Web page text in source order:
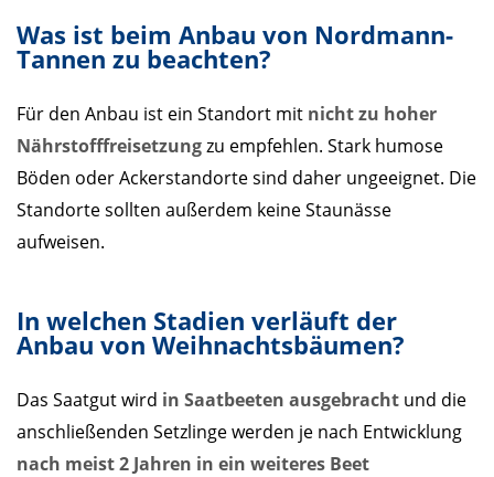
Was ist beim Anbau von Nordmann-
Tannen zu beachten?
Für den Anbau ist ein Standort mit nicht zu hoher
Nährstofffreisetzungzu empfehlen. Stark humose
Böden oder Ackerstandorte sind daher ungeeignet. Die
Standorte sollten außerdem keine Staunässe
aufweisen.
In welchen Stadien verläuft der
Anbau von Weihnachtsbäumen?
Das Saatgut wird in Saatbeeten ausgebracht und die
anschließenden Setzlinge werden je nach Entwicklung
nach meist 2 Jahren in ein weiteres Beet